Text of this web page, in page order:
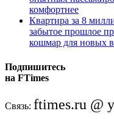
комфортнее
Квартира за 8
забытое прошлое
кошмар для новых
Подпишитесь
на FTimes
Связь: ftimes.ru @